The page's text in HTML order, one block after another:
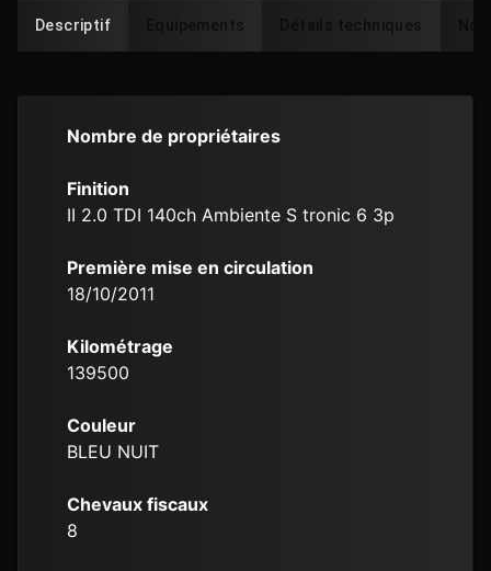
Descriptif Détails techniques
Nombre de propriétaires
Finition
II 2.0 TDI 140ch Ambiente S tronic 6 3p
Première mise en circulation
18/10/2011
Kilométrage
139500
Couleur
BLEU NUIT
Chevaux fiscaux
8